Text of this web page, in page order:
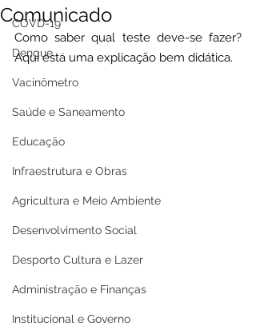
COVD-19
Dengue
Vacinômetro
Saúde e Saneamento
Educação
Infraestrutura e Obras
Agricultura e Meio Ambiente
Desenvolvimento Social
Desporto Cultura e Lazer
Administração e Finanças
Institucional e Governo
Comunicado
Como saber qual teste deve-se fazer?
Aqui está uma explicação bem didática.